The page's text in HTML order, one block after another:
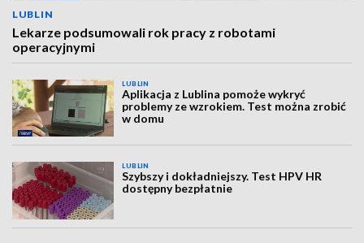
LUBLIN
Lekarze podsumowali rok pracy z robotami
operacyjnymi
LUBLIN
Aplikacja z Lublina pomoże wykryć
problemy ze wzrokiem. Test można zrobić
w domu
LUBLIN
Szybszy i dokładniejszy. Test HPV HR
dostępny bezpłatnie